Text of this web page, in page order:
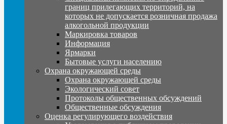
границ прилегающих территорий, на
которых не допускается розничная продажа
алкогольной продукции
Маркировка товаров
Информация
Ярмарки
Бытовые услуги населению
Охрана окружающей среды
Охрана окружающей среды
Экологический совет
Протоколы общественных обсуждений
Общественные обсуждения
Оценка регулирующего воздействия